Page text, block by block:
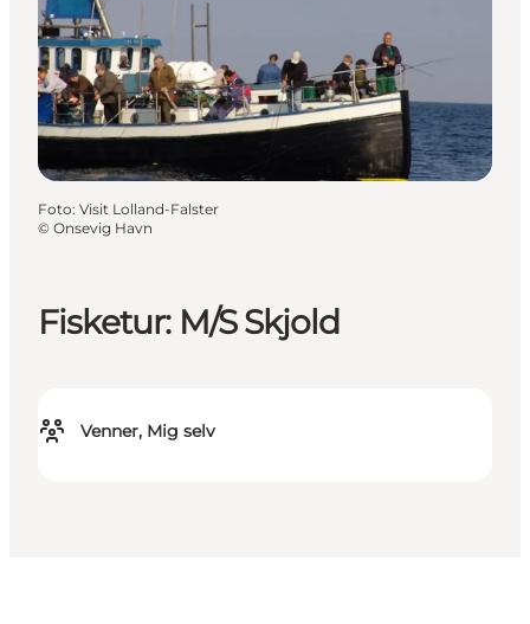
Kultur
Gastronomi
Planlæg din ferie
Fisketur: M/S Skjold
Venner, Mig selv
Foto: Visit Lolland-Falster
© Onsevig Havn